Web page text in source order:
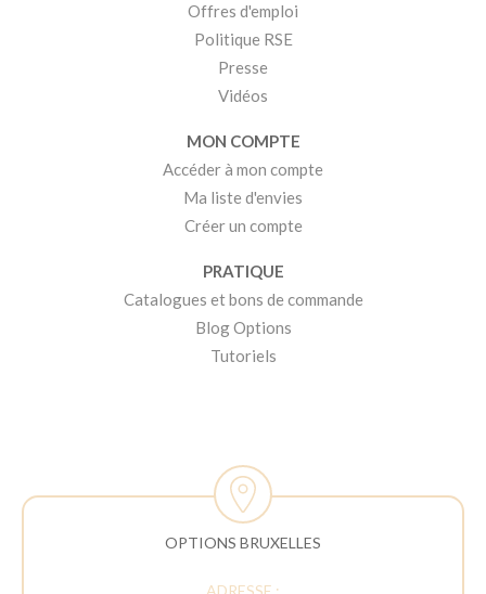
Offres d'emploi
Politique RSE
Presse
Vidéos
MON COMPTE
Accéder à mon compte
Ma liste d'envies
Créer un compte
PRATIQUE
Catalogues et bons de commande
Blog Options
Tutoriels
OPTIONS BRUXELLES